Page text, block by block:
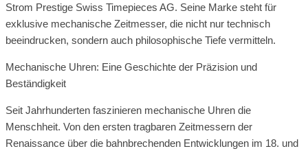
Strom Prestige Swiss Timepieces AG. Seine Marke steht für
exklusive mechanische Zeitmesser, die nicht nur technisch
beeindrucken, sondern auch philosophische Tiefe vermitteln.
Mechanische Uhren: Eine Geschichte der Präzision und
Beständigkeit
Seit Jahrhunderten faszinieren mechanische Uhren die
Menschheit. Von den ersten tragbaren Zeitmessern der
Renaissance über die bahnbrechenden Entwicklungen im 18. und